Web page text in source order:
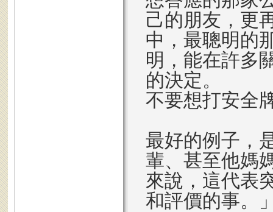
己的朋友，更
中，最聰明的
明，能在許多
的決定。
不要想打安全
最好的例子，
輩、甚至他媽
來說，這代表
和評價的事。